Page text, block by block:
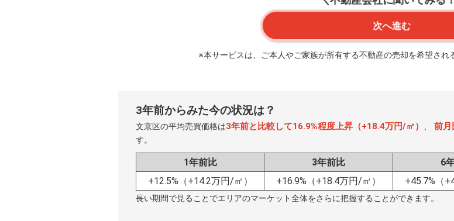
次へ進む
※本サービスは、ご本人やご家族が所有する不動産の売却を希望され
3年前からみた今の状況は？
文京区の平均売買価格は3年前と比較して16.9%程度上昇（+18.4万円/㎡） 、 前月
す。
1年前比 3年前比 6
+12.5% （+14.2万円/㎡） +16.9% （+18.4万円/㎡） +45.7% （
長い期間で見ることでエリアのマーケット全体をさらに把握することができます。